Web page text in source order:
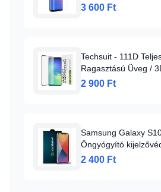
3 600 Ft
Techsuit - 111D
Ragasztású Üveg /
Képernyő - Samsung
2 900 Ft
Samsung Galaxy
Öngyógyító
SMD
2 400 Ft